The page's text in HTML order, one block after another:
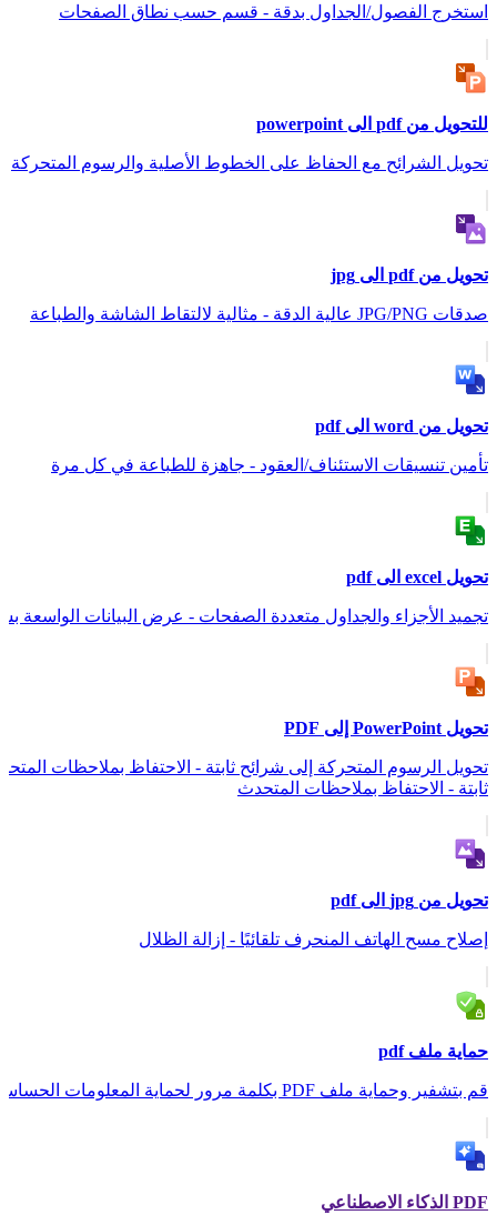
استخرج الفصول/الجداول بدقة - قسم حسب نطاق الصفحات
للتحويل من pdf الى powerpoint
تحويل الشرائح مع الحفاظ على الخطوط الأصلية والرسوم المتحركة
تحويل من pdf الى jpg
صدقات JPG/PNG عالية الدقة - مثالية لالتقاط الشاشة والطباعة
تحويل من word الى pdf
تأمين تنسيقات الاستئناف/العقود - جاهزة للطباعة في كل مرة
تحويل excel الى pdf
تجميد الأجزاء والجداول متعددة الصفحات - عرض البيانات الواسعة
تحويل PowerPoint إلى PDF
تحويل الرسوم المتحركة إلى شرائح ثابتة - الاحتفاظ بملاحظات
ثابتة - الاحتفاظ بملاحظات المتحدث
تحويل من jpg الى pdf
إصلاح مسح الهاتف المنحرف تلقائيًا - إزالة الظلال
حماية ملف pdf
قم بتشفير وحماية ملف PDF بكلمة مرور لحماية المعلومات الحساسة.
PDF الذكاء الاصطناعي